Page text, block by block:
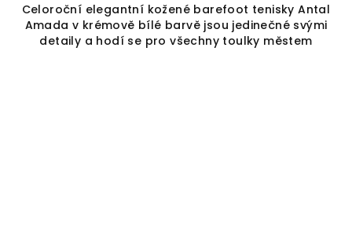
Celoroční elegantní kožené barefoot tenisky Antal
Amada v krémově bílé barvě jsou jedinečné svými
detaily a hodí se pro všechny toulky městem